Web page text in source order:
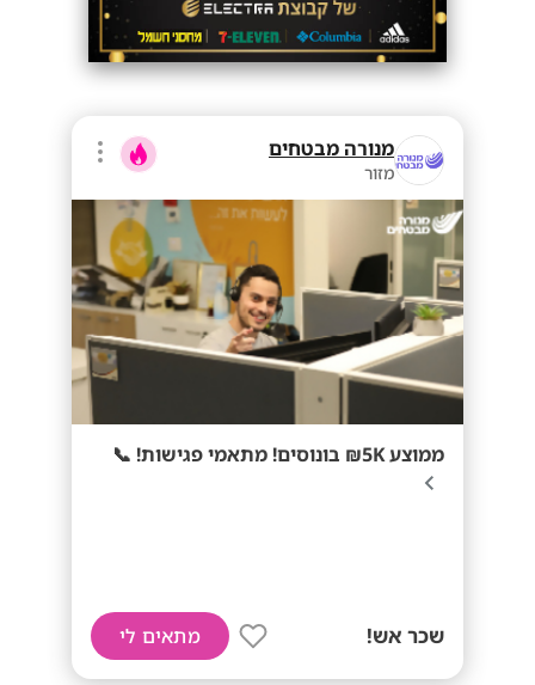
מנורה מבטחים
מזור
ממוצע 5K₪ בונוסים! מתאמי פגישות! 📞
שכר אש! מתאים לי